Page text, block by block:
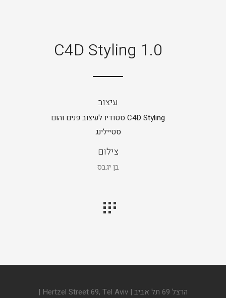
C4D Styling 1.0
עיצוב
C4D Styling סטודיו לעיצוב פנים והום
סטיילינג
צילום
בן יגבס
הרצל 69 תל אביב | Hertzel Street 69, Tel Aviv |